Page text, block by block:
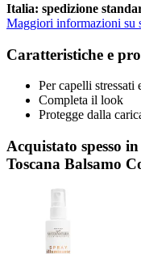
Italia: spedizione
Maggiori informazioni su
Caratteristiche e
Per capelli stressati
Completa il look
Protegge dalla
Acquistato spesso
Toscana Balsamo